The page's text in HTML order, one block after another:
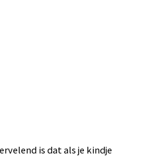
is dat als je kindje